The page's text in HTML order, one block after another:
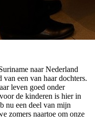
naar Nederland
een van haar dochters.
leven goed onder
de kinderen is hier in
nu een deel van mijn
zomers naartoe om onze